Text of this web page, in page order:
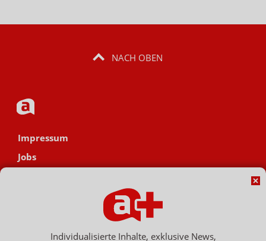
NACH OBEN
Impressum
Jobs
Hinweisgebersystem
Individualisierte Inhalte, exklusive News,